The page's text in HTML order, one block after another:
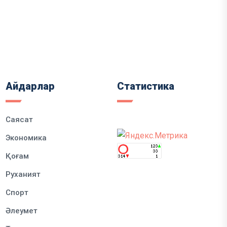
Айдарлар
Саясат
Экономика
Қоғам
Руханият
Спорт
Әлеумет
Статистика